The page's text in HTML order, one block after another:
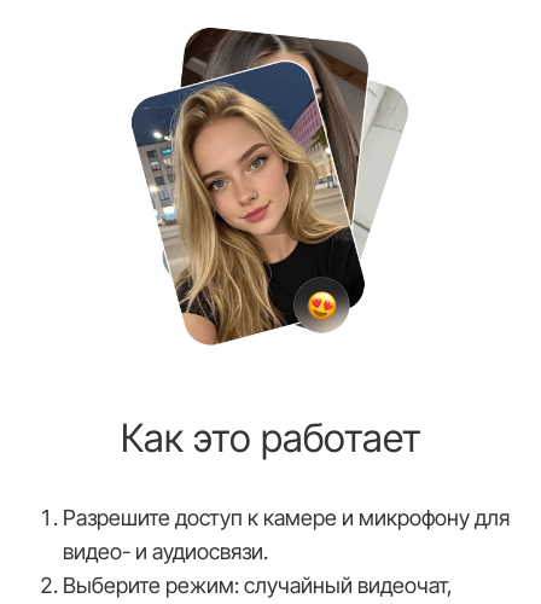
Как это работает
Разрешите доступ к камере и микрофону для
видео- и аудиосвязи.
Выберите режим: случайный видеочат,